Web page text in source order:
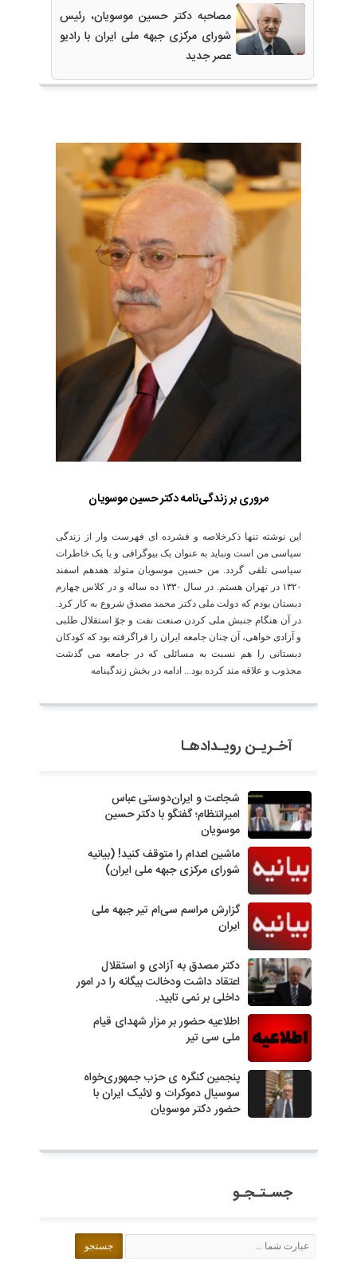
مصاحبه دکتر حسین موسویان، رئیس
شورای مرکزی جبهه ملی ایران با رادیو
عصر جدید
مروری بر زندگی‌نامه دکتر حسین موسویان
این نوشته تنها ذکرخلاصه و فشرده ای فهرست وار از زندگی
سیاسی من است ونباید به عنوان یک بیوگرافی و یا یک خاطرات
سیاسی تلقی گردد. من حسین موسویان متولد هفدهم اسفند
۱۳۲۰ در تهران هستم. در سال ۱۳۳۰ ده ساله و در کلاس چهارم
دبستان بودم که دولت ملی دکتر محمد مصدق شروع به کار کرد.
در آن هنگام جنبش ملی کردن صنعت نفت و جوّ استقلال طلبی
و آزادی خواهی، آن چنان جامعه ایران را فراگرفته بود که کودکان
دبستانی را هم نسبت به مسائلی که در جامعه می گذشت
مجذوب و علاقه مند کرده بود... ادامه در بخش زندگینامه
آخـریـن رویـدادهـا
شجاعت و ایران‌دوستی عباس
امیرانتظام؛ گفتگو با دکتر حسین
موسویان
ماشین اعدام را متوقف کنید! (بیانیه
شورای مرکزی جبهه ملی ایران)
گزارش مراسم سی‌ام تیر جبهه ملی
ایران
دکتر مصدق به آزادی و استقلال
اعتقاد داشت ودخالت بیگانه را در امور
داخلی بر نمی تابید.
اطلاعیه حضور بر مزار شهدای قیام
ملی سی تیر
پنجمین کنگره ی حزب جمهوری‌خواه
سوسیال دموکرات و لائیک ایران با
حضور دکتر موسویان
جسـتـجـو